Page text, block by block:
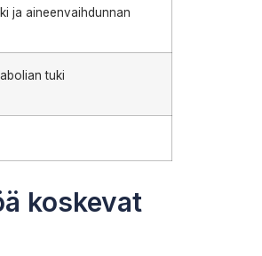
ja aineenvaihdunnan
tuki
koskevat